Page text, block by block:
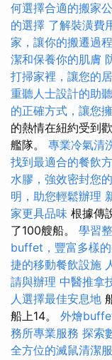
何選擇合適的搬家
的選擇 了解裝潢費
家，讓你的搬遷過
潔和保養你的肌膚
打掃家裡，讓您的
重聽人士設計的助
的正確方式，讓您
的熱情在紐約受到
艦隊。 專業冷氣清
找到最適合的餐飲
水膠，強效密封您
明，助您輕鬆辦理
家更具品味 根據傳
了100艘船。 學習
buffet，豐富多樣
捷的移動餐飲設施
請與辦理 中醫推拿
人選擇最佳安息地
船上14。 外燴
務所專業服務 探索
全方位的滅鼠清潔